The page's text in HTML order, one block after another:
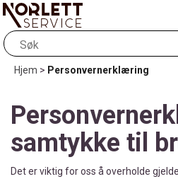
Hjem> Personvernerklæring
samtykke til
Det er viktig for oss å overholde